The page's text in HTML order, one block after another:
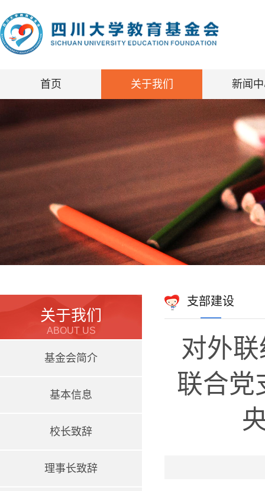
首页 关于我们 新闻
关于我们
ABOUT US
基金会简介
基本信息
校长致辞
理事长致辞
支部建设
对外
联合党